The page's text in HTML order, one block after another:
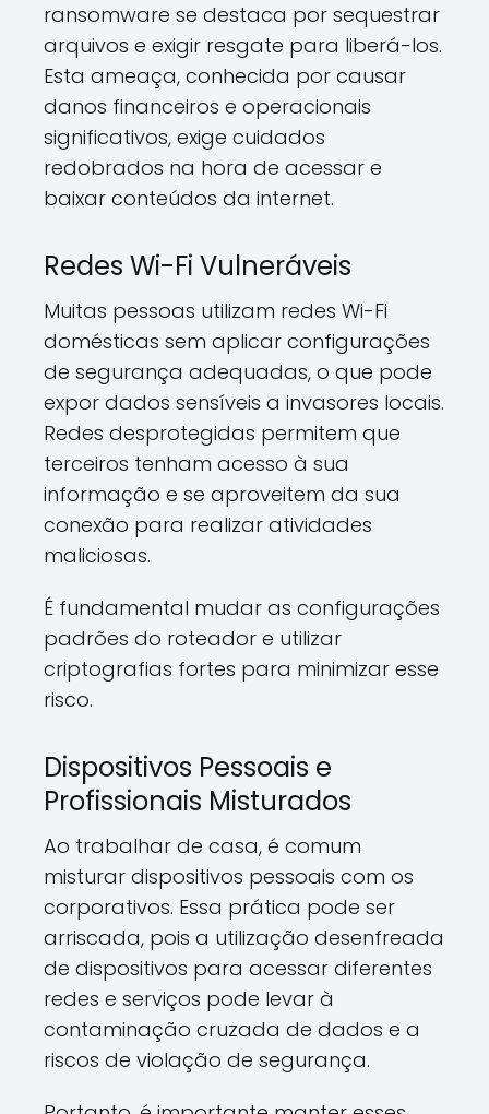
ransomware se destaca por sequestrar
arquivos e exigir resgate para liberá-los.
Esta ameaça, conhecida por causar
danos financeiros e operacionais
significativos, exige cuidados
redobrados na hora de acessar e
baixar conteúdos da internet.
Redes Wi-Fi Vulneráveis
Muitas pessoas utilizam redes Wi-Fi
domésticas sem aplicar configurações
de segurança adequadas, o que pode
expor dados sensíveis a invasores locais.
Redes desprotegidas permitem que
terceiros tenham acesso à sua
informação e se aproveitem da sua
conexão para realizar atividades
maliciosas.
É fundamental mudar as configurações
padrões do roteador e utilizar
criptografias fortes para minimizar esse
risco.
Dispositivos Pessoais e
Profissionais Misturados
Ao trabalhar de casa, é comum
misturar dispositivos pessoais com os
corporativos. Essa prática pode ser
arriscada, pois a utilização desenfreada
de dispositivos para acessar diferentes
redes e serviços pode levar à
contaminação cruzada de dados e a
riscos de violação de segurança.